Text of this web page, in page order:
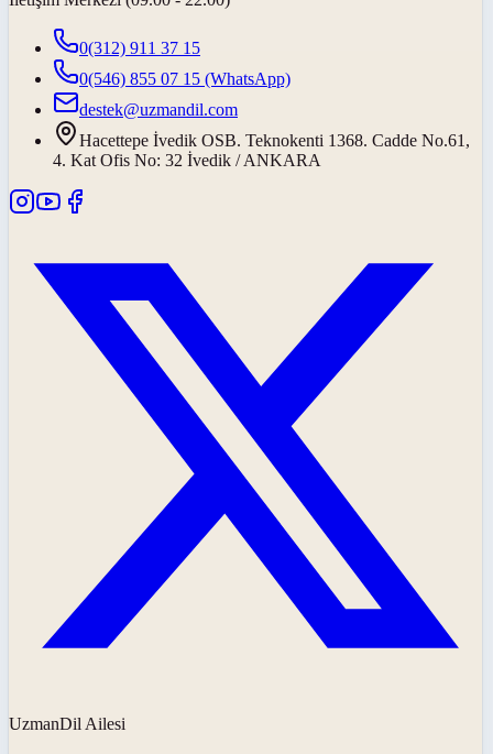
0(312) 911 37 15
0(546) 855 07 15 (WhatsApp)
destek@uzmandil.com
Hacettepe İvedik OSB. Teknokenti 1368. Cadde No.61,
4. Kat Ofis No: 32 İvedik / ANKARA
UzmanDil Ailesi